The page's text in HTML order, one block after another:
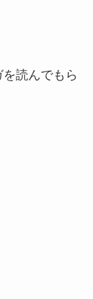
読んでもら